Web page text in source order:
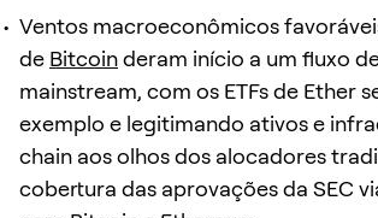
Ventos macroeconômicos
de Bitcoinderam início a um fluxo
mainstream, com os ETFs de Ether
exemplo e legitimando ativos e
chain aos olhos dos alocadores
cobertura das aprovações da SEC